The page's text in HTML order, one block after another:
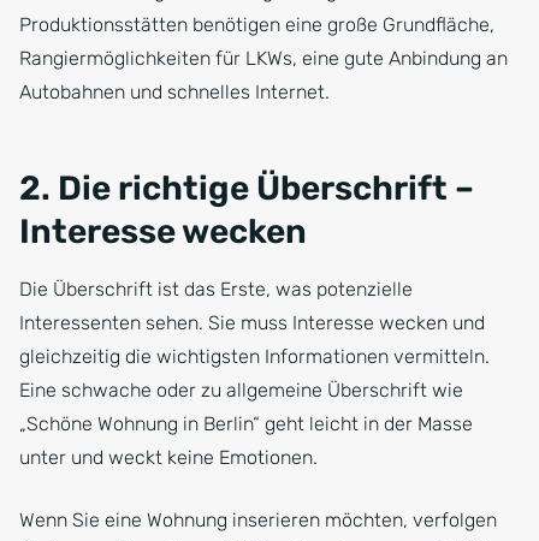
Produktionsstätten benötigen eine große Grundfläche,
Rangiermöglichkeiten für LKWs, eine gute Anbindung an
Autobahnen und schnelles Internet.
2. Die richtige Überschrift –
Interesse wecken
Die Überschrift ist das Erste, was potenzielle
Interessenten sehen. Sie muss Interesse wecken und
gleichzeitig die wichtigsten Informationen vermitteln.
Eine schwache oder zu allgemeine Überschrift wie
„Schöne Wohnung in Berlin“ geht leicht in der Masse
unter und weckt keine Emotionen.
Wenn Sie eine Wohnung inserieren möchten, verfolgen